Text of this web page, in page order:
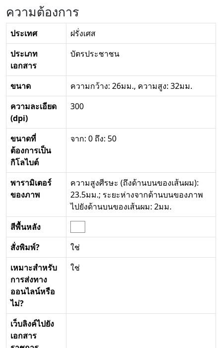
ความต้องการ
ประเทศ
ฝรั่งเศส
ประเภท
เอกสาร
บัตรประชาชน
ขนาด
ความกว้าง: 26มม., ความสูง: 32มม.
ความละเอียด
(dpi)
300
ขนาดที่
ต้องการเป็น
กิโลไบต์
จาก: 0 ถึง: 50
พารามิเตอร์
ของภาพ
ความสูงศีรษะ (ถึงด้านบนของเส้นผม):
23.5มม.; ระยะห่างจากด้านบนของภาพ
ไปยังด้านบนของเส้นผม: 2มม.
สีพื้นหลัง
สั่งพิมพ์?
ใช่
เหมาะสำหรับ
การส่งทาง
ออนไลน์หรือ
ไม่?
ใช่
เว็บลิงค์ไปยัง
เอกสาร